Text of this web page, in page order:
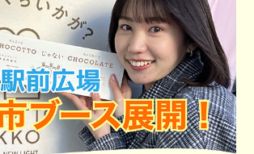
ったニッポン放送地下2階「イマジンスタジ
れた約100名のリスナーが集結。トークテー
り、静岡県産いちごをPRするために結成さ
出題するいちごクイズに参加するなど、公開
盛りだくさんで実施されました。